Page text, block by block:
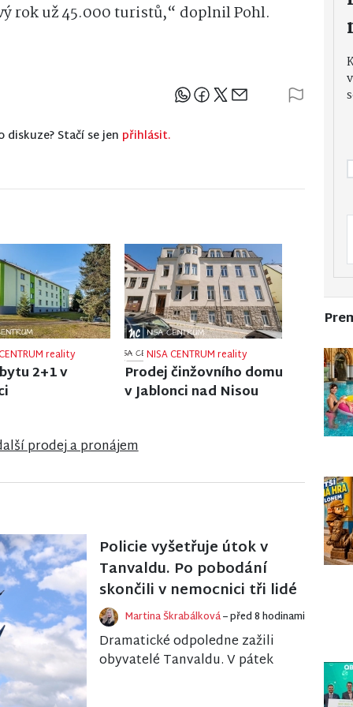
rok už 45.000 turistů,“ doplnil Pohl.
Sdílejte článek
Stačí se jen přihlásit.
reality
domu
NISA CENTRUM reality
Prodej rodinného domu
ve Velkých Hamrech
prodej a pronájem
Policie vyšetřuje útok v
Tanvaldu. Po pobodání
skončili v nemocnici tři lidé
Martina Škrabálková– před 8 hodinami
Dramatické odpoledne zažili
obyvatelé Tanvaldu. V pátek